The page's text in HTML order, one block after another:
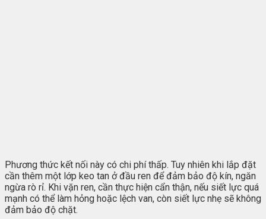
Phương thức kết nối này có chi phí thấp. Tuy nhiên khi lắp đặt
cần thêm một lớp keo tan ở đầu ren để đảm bảo độ kín, ngăn
ngừa rò rỉ. Khi vặn ren, cần thực hiện cẩn thận, nếu siết lực quá
mạnh có thể làm hỏng hoặc lệch van, còn siết lực nhẹ sẽ không
đảm bảo độ chặt.